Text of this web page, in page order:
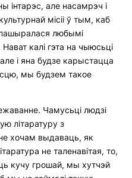
інтарэс, але насамрэч і
місіі ў тым, каб
любымі
калі гэта на чыюсьці
і яна будзе карыстацца
мы будзем такое
Чамусьці людзі
літаратуру з
хочам выдаваць, як
не таленавітая, то,
кучу грошай, мы хутчэй